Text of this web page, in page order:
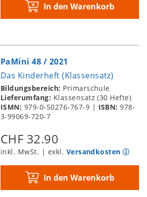
In den Warenkorb
PaMini 48 / 2021
Das Kinderheft (Klassensatz)
Bildungsbereich: Primarschule
Lieferumfang: Klassensatz (30 Hefte)
ISMN: 979-0-50276-767-9 | ISBN:978-
3-99069-720-7
CHF 32.90
inkl. MwSt. | exkl. Versandkosten
In den Warenkorb